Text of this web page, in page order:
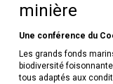
minière
Une conférence du
Les grands fonds
biodiversité
tous adaptés aux